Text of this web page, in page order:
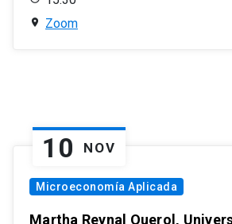
Zoom
10 NOV
Microeconomía Aplicada
Martha Reynal Querol,